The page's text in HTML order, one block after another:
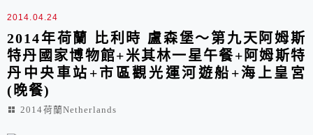
2014.04.24
2014年荷蘭 比利時 盧森堡～第九天阿姆斯
特丹國家博物館+米其林一星午餐+阿姆斯特
丹中央車站+市區觀光運河遊船+海上皇宮
(晚餐)
2014荷蘭Netherlands